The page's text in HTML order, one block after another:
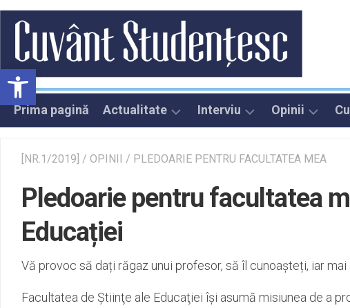
Deschide bara de unelte
Skip
Prima pagină Actualitate
Utile
Prețuri studențești
Interviu Opinii
Pledoarie
[NR.1/2019] / OPINII / PLEDOARIE PENTRU FACULTATEA MEA
Pledoarie pentru facultatea
Educației
Vă provoc să dați răgaz unui profesor, să îl cunoașteți, iar
Facultatea de Ştiinţe ale Educaţiei îşi asumă misiunea de a